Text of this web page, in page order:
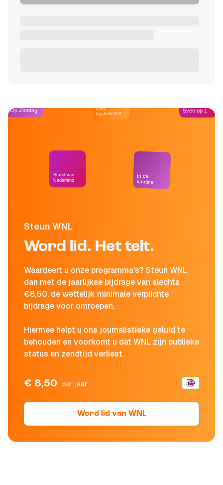
Steun WNL
Word lid. Het telt.
Waardeert u onze programma's? Steun WNL
dan met de jaarlijkse bijdrage van slechts
€8,50, de wettelijk minimale verplichte
bijdrage voor omroepen.
Hiermee helpt u ons journalistieke geluid te
behouden en voorkomt u dat WNL zijn publieke
status en zendtijd verliest.
€ 8,50 per jaar
Word lid van WNL
Op Zondag
Stand van
Nederland
Café
Kockelmann
In de
kantine
Sven op 1